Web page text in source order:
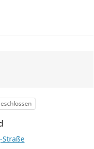
Straße